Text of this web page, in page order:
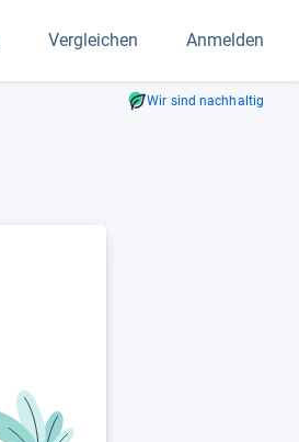
Vergleichen Anmelden
Wir sind nachhaltig